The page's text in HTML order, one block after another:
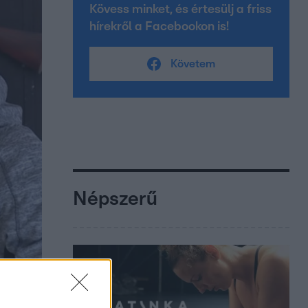
Kövess minket, és értesülj a friss
hírekről a Facebookon is!
Követem
Népszerű